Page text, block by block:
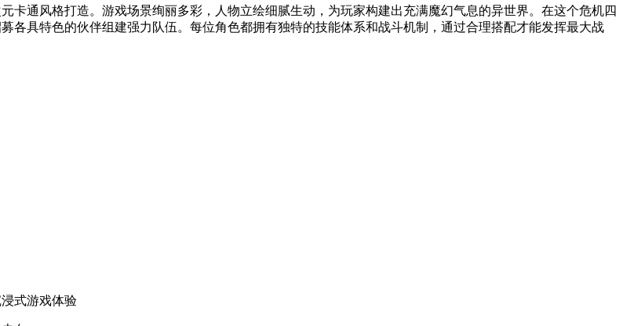
卡通风格打造。游戏场景绚丽多彩，人物立绘细腻生动，为玩家构建出充满魔幻气息的异世界。在这个危机四
各具特色的伙伴组建强力队伍。每位角色都拥有独特的技能体系和战斗机制，通过合理搭配才能发挥最大战
式游戏体验